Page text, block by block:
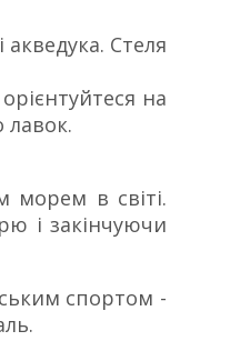
Стеля
на
лавок.
морем в світі.
і закінчуючи
спортом -